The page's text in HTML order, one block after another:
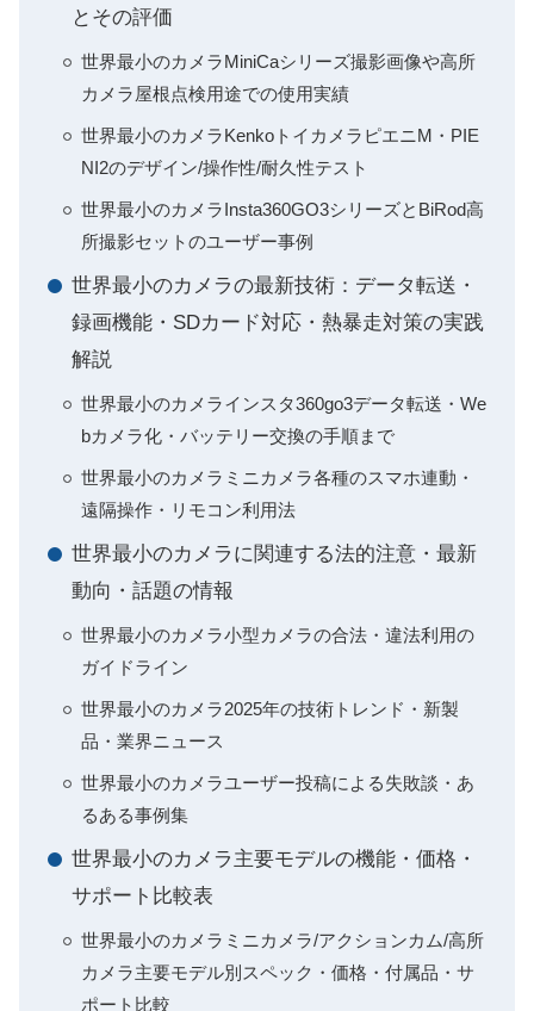
とその評価
世界最小のカメラMiniCaシリーズ撮影画像や高所
カメラ屋根点検用途での使用実績
世界最小のカメラKenkoトイカメラピエニM・PIE
NI2のデザイン/操作性/耐久性テスト
世界最小のカメラInsta360GO3シリーズとBiRod高
所撮影セットのユーザー事例
世界最小のカメラの最新技術：データ転送・
録画機能・SDカード対応・熱暴走対策の実践
解説
世界最小のカメラインスタ360go3データ転送・We
bカメラ化・バッテリー交換の手順まで
世界最小のカメラミニカメラ各種のスマホ連動・
遠隔操作・リモコン利用法
世界最小のカメラに関連する法的注意・最新
動向・話題の情報
世界最小のカメラ小型カメラの合法・違法利用の
ガイドライン
世界最小のカメラ2025年の技術トレンド・新製
品・業界ニュース
世界最小のカメラユーザー投稿による失敗談・あ
るある事例集
世界最小のカメラ主要モデルの機能・価格・
サポート比較表
世界最小のカメラミニカメラ/アクションカム/高所
カメラ主要モデル別スペック・価格・付属品・サ
ポート比較